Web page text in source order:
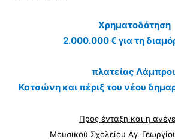
Χρηματοδότηση
2.000.000 € για τη
πλατείας
Κατσώνη και πέριξ του νέου
Προς ένταξη και η
Μουσικού Σχολείου Αγ.